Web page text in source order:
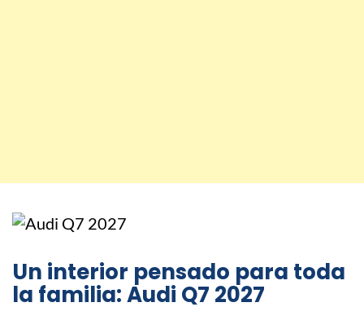
Un interior pensado para toda
la familia: Audi Q7 2027